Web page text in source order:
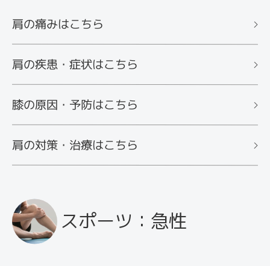
肩の痛みはこちら
肩の疾患・症状はこちら
膝の原因・予防はこちら
肩の対策・治療はこちら
スポーツ：急性